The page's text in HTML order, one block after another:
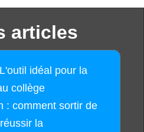
articles
idéal pour la
collège
: comment sortir de
la